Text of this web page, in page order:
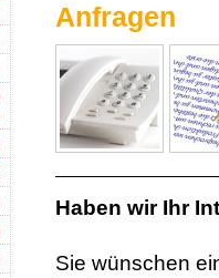
Anfragen
Haben wir Ihr
Sie wünschen